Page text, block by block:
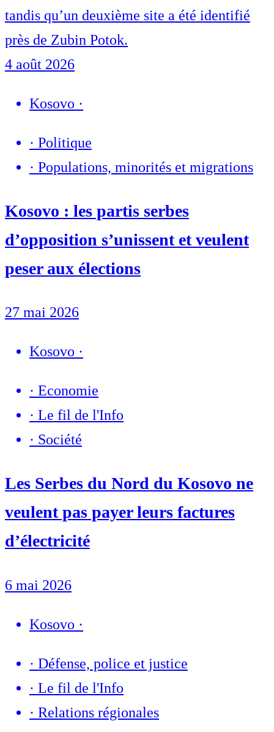
tandis qu’un deuxième site a été identifié
près de Zubin Potok.
4 août 2026
Kosovo ·
· Politique
· Populations, minorités et migrations
Kosovo : les partis serbes
d’opposition s’unissent et veulent
peser aux élections
27 mai 2026
Kosovo ·
· Economie
· Le fil de l'Info
· Société
Les Serbes du Nord du Kosovo ne
veulent pas payer leurs factures
d’électricité
6 mai 2026
Kosovo ·
· Défense, police et justice
· Le fil de l'Info
· Relations régionales